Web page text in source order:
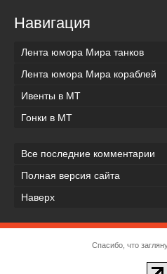
Навигация
Лента юмора Мира танков
Лента юмора Мира кораблей
Ивенты в МТ
Гонки в МТ
Все последние комментарии
Полная версия сайта
Наверх
Спасибо, что